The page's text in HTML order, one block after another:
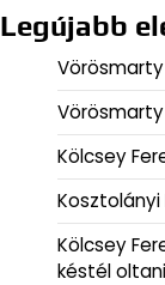
Legújabb
Kölcsey
Kosztolányi
Kölcsey
késtél